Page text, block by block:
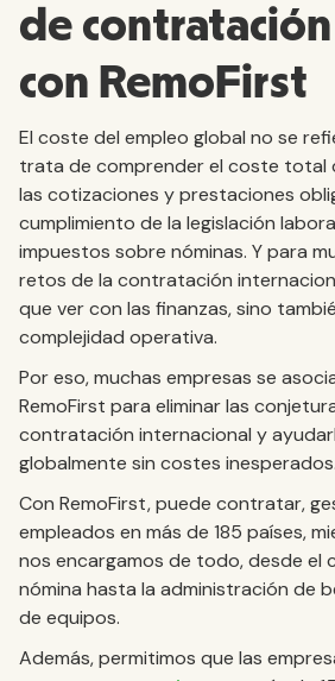
de
con RemoFirst
El coste del empleo global no se
trata de comprender el coste total
las cotizaciones y prestaciones
cumplimiento de la legislación
impuestos sobre nóminas. Y para
retos de la contratación
que ver con las finanzas, sino
complejidad operativa.
Por eso, muchas empresas se
RemoFirst para eliminar las
contratación internacional y
globalmente sin costes inesperados.
Con RemoFirst, puede contratar,
empleados en más de 185 países,
nos encargamos de todo, desde el
nómina hasta la administración de
de equipos.
Además, permitimos que las